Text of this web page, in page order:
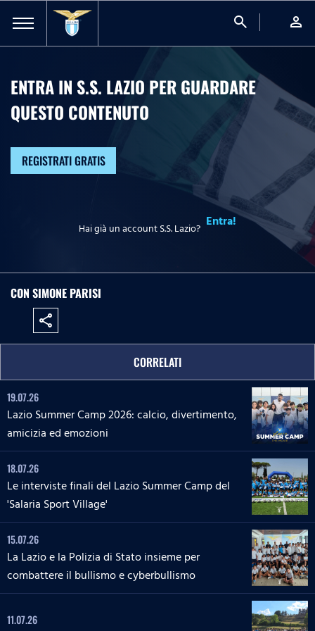
search person
ENTRA IN S.S. LAZIO PER GUARDARE
QUESTO CONTENUTO
REGISTRATI GRATIS
Hai già un account S.S. Lazio? Entra!
CON SIMONE PARISI
share
CORRELATI
19.07.26
Lazio Summer Camp 2026: calcio, divertimento,
amicizia ed emozioni
18.07.26
Le interviste finali del Lazio Summer Camp del
'Salaria Sport Village'
15.07.26
La Lazio e la Polizia di Stato insieme per
combattere il bullismo e cyberbullismo
11.07.26